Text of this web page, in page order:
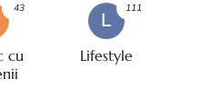
cu
43
L
Lifestyle
111